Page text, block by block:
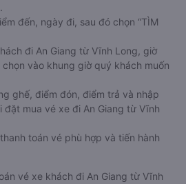
đến, ngày đi, sau đó chọn “TÌM
đi An Giang từ Vĩnh Long, giờ
vào khung giờ quý khách muốn
ghế, điểm đón, điểm trả và nhập
mua vé xe đi An Giang từ Vĩnh
toán vé phù hợp và tiến hành
vé xe khách đi An Giang từ Vĩnh